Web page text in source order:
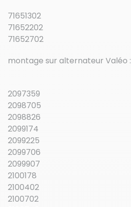
71651302
71652202
71652702
montage sur alternateur Valéo :
2097359
2098705
2098826
2099174
2099225
2099706
2099907
2100178
2100402
2100702